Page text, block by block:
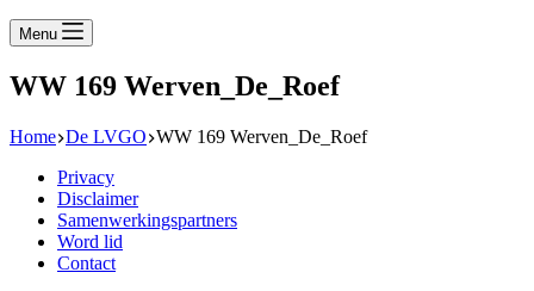
Menu
WW 169 Werven_De_Roef
Home De LVGO WW 169 Werven_De_Roef
Privacy
Disclaimer
Samenwerkingspartners
Word lid
Contact